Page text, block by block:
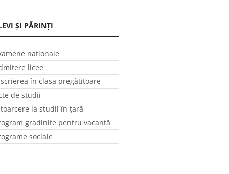
ȘI PĂRINȚI
naționale
licee
în clasa pregătitoare
de studii
la studii în ţară
gradinite pentru vacanţă
sociale